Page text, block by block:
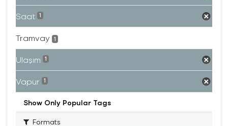
Saat 1
Tramvay 1
Ulaşım 1
Vapur 1
Show Only Popular Tags
Formats